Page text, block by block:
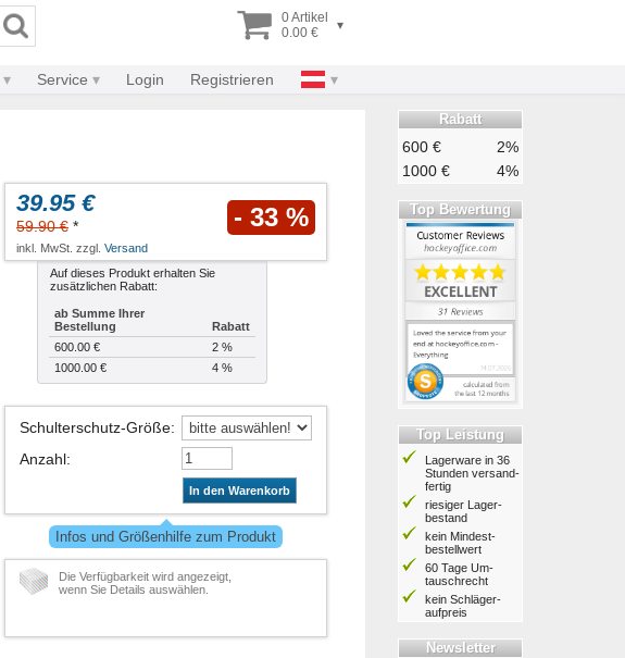
0 Artikel
0.00 €
▾
Service Login Registrieren
39.95 €
59.90 € * - 33 %
inkl. MwSt. zzgl. Versand
Auf dieses Produkt erhalten Sie
zusätzlichen Rabatt:
ab Summe Ihrer
Bestellung
Rabatt
600.00 €
2 %
1000.00 €
4 %
Schulterschutz-Größe:
Anzahl:
In den Warenkorb
Infos und Größenhilfe zum Produkt
Die Verfügbarkeit wird angezeigt,
wenn Sie Details auswählen.
Rabatt
600 €
2%
1000 €
4%
Top Bewertung
Top Leistung
Lagerware in 36
Stunden ver­sand­
fertig
riesiger Lager­
bestand
kein Mindest­
bestell­wert
60 Tage Um­
tausch­recht
kein Schläger­
aufpreis
Newsletter